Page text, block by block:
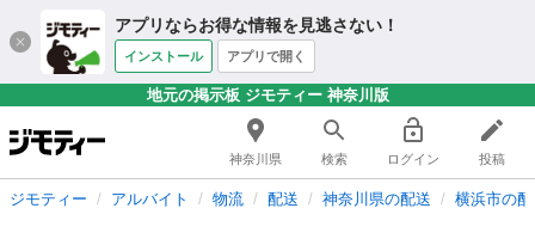
アプリならお得な情報を見逃さない！
インストール アプリで開く
地元の掲示板 ジモティー 神奈川版
神奈川県 検索 ログイン 投稿
ジモティー アルバイト 物流 配送 神奈川県の配送 横浜市の